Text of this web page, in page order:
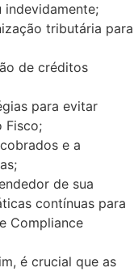
tributária para
de créditos
para evitar
Fisco;
e a
de sua
contínuas para
Compliance
é crucial que as